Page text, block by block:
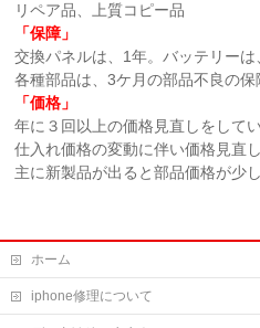
リペア品、上質コピー品
「保障」
交換パネルは、1年。バッテリーは
各種部品は、3ケ月の部品不良の保
「価格」
年に３回以上の価格見直しをしてい
仕入れ価格の変動に伴い価格見直
主に新製品が出ると部品価格が少
ホーム
iphone修理について